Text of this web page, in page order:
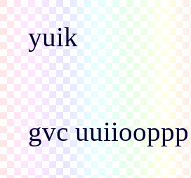
yuik
gvc uuiiooppp